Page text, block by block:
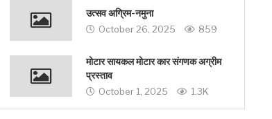
उत्सव अग्रिम-नमुना
October 26, 2025 859
मोटार सायकल मोटार कार संगणक अग्रीम
प्रस्ताव
October 1, 2025 1.3K